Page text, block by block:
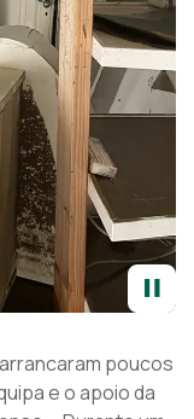
poucos
e o apoio da